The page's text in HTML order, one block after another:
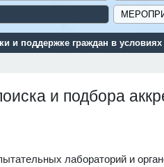
и поддержке граждан в условиях
и подбора
лабораторий и